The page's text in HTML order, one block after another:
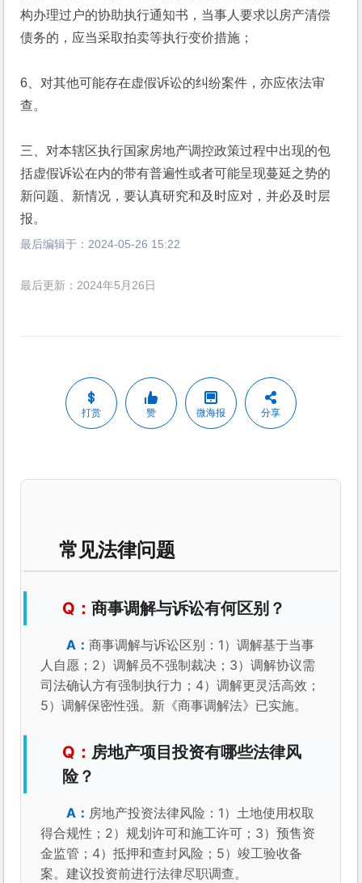
构办理过户的协助执行通知书，当事人要求以房产清偿
债务的，应当采取拍卖等执行变价措施；
6、对其他可能存在虚假诉讼的纠纷案件，亦应依法审
查。
三、对本辖区执行国家房地产调控政策过程中出现的包
括虚假诉讼在内的带有普遍性或者可能呈现蔓延之势的
新问题、新情况，要认真研究和及时应对，并必及时层
报。
最后编辑于： 2024-05-26 15:22
最后更新：2024年5月26日
打赏 赞 微海报 分享
常见法律问题
商事调解与诉讼有何区别？
商事调解与诉讼区别：1）调解基于当事
人自愿；2）调解员不强制裁决；3）调解协议需
司法确认方有强制执行力；4）调解更灵活高效；
5）调解保密性强。新《商事调解法》已实施。
房地产项目投资有哪些法律风
险？
房地产投资法律风险：1）土地使用权取
得合规性；2）规划许可和施工许可；3）预售资
金监管；4）抵押和查封风险；5）竣工验收备
案。建议投资前进行法律尽职调查。